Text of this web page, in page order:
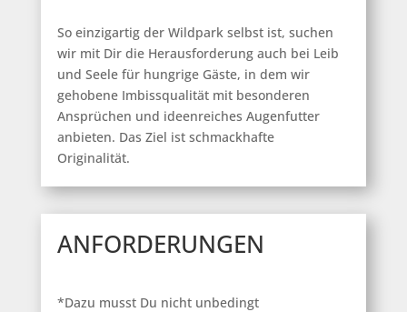
So einzigartig der Wildpark selbst ist, suchen
wir mit Dir die Herausforderung auch bei Leib
und Seele für hungrige Gäste, in dem wir
gehobene Imbissqualität mit besonderen
Ansprüchen und ideenreiches Augenfutter
anbieten. Das Ziel ist schmackhafte
Originalität.
ANFORDERUNGEN
*Dazu musst Du nicht unbedingt